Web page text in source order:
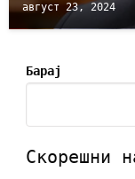
август 23, 2024
Барај
Скорешни